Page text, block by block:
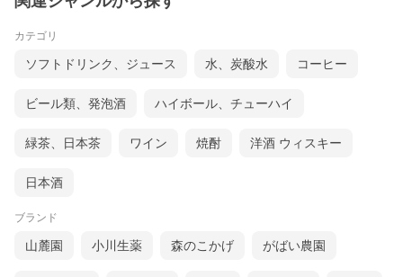
カテゴリ
ソフトドリンク、ジュース 水、炭酸水 コーヒー
ビール類、発泡酒 ハイボール、チューハイ
緑茶、日本茶 ワイン 焼酎 洋酒 ウィスキー
日本酒
ブランド
山麓園 小川生薬 森のこかげ がばい農園